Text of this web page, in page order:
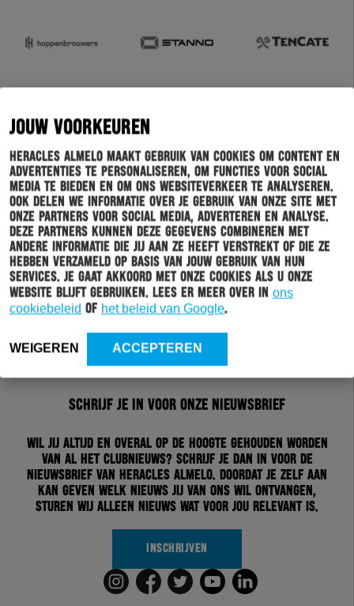
JOUW VOORKEUREN
Heracles Almelo maakt gebruik van cookies om content en
advertenties te personaliseren, om functies voor social
media te bieden en om ons websiteverkeer te analyseren.
Ook delen we informatie over je gebruik van onze site met
onze partners voor social media, adverteren en analyse.
Deze partners kunnen deze gegevens combineren met
andere informatie die jij aan ze heeft verstrekt of die ze
hebben verzameld op basis van jouw gebruik van hun
services. Je gaat akkoord met onze cookies als u onze
website blijft gebruiken. Lees er meer over in ons
cookiebeleid of het beleid van Google.
WEIGEREN ACCEPTEREN
Schrijf je in voor onze nieuwsbrief
Wil jij altijd en overal op de hoogte gehouden worden
van al het clubnieuws? Schrijf je dan in voor de
nieuwsbrief van Heracles Almelo. Doordat je zelf aan
kan geven welk nieuws jij van ons wil ontvangen,
sturen wij alleen nieuws wat voor jou relevant is.
INSCHRIJVEN